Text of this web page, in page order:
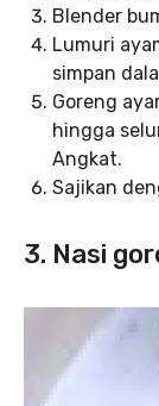
Blender
Lumuri
simpan
Goreng
hingga
Angkat.
Sajikan
3. Nasi